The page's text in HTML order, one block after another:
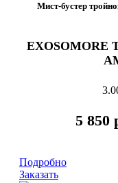
Мист-бустер
EXOSOMORE
5 850
Подробно
Заказать